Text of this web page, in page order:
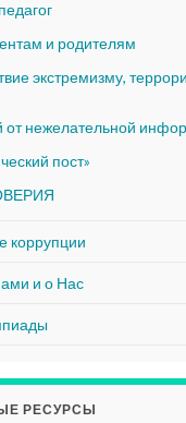
и родителям
экстремизму,
от нежелательной
пост»
коррупции
и о Нас
РЕСУРСЫ